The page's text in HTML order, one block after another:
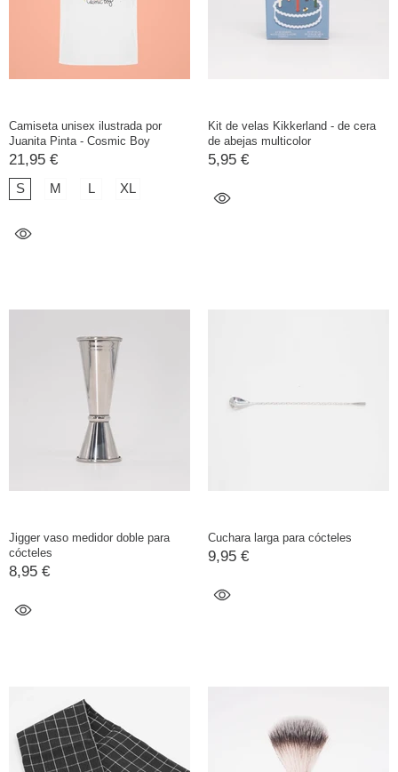
Camiseta unisex ilustrada por
Juanita Pinta - Cosmic Boy
21,95 €
S M L XL
Kit de velas Kikkerland - de cera
de abejas multicolor
5,95 €
Jigger vaso medidor doble para
cócteles
8,95 €
Cuchara larga para cócteles
9,95 €